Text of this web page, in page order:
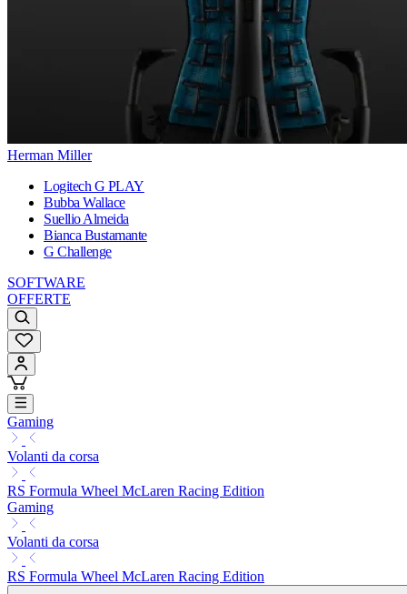
Herman Miller
Logitech G PLAY
Bubba Wallace
Suellio Almeida
Bianca Bustamante
G Challenge
SOFTWARE
OFFERTE
Gaming
Volanti da corsa
RS Formula Wheel McLaren Racing Edition
Gaming
Volanti da corsa
RS Formula Wheel McLaren Racing Edition